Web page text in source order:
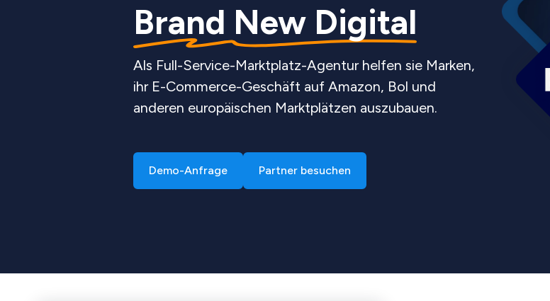
Brand New Digital
Als Full-Service-Marktplatz-Agentur helfen sie Marken,
ihr E-Commerce-Geschäft auf Amazon, Bol und
anderen europäischen Marktplätzen auszubauen.
Demo-Anfrage Partner besuchen